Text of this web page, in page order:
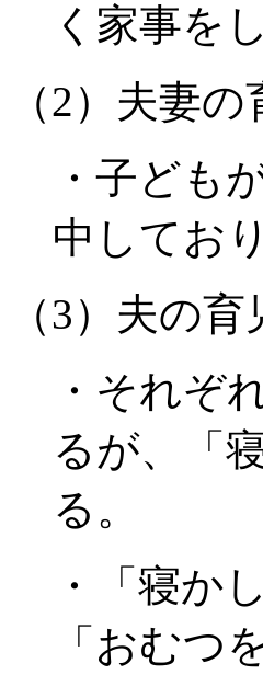
く家事を
（2）夫妻
・子ども
中してお
（3）夫の
・それぞ
るが、「
る。
・「寝か
「おむつ